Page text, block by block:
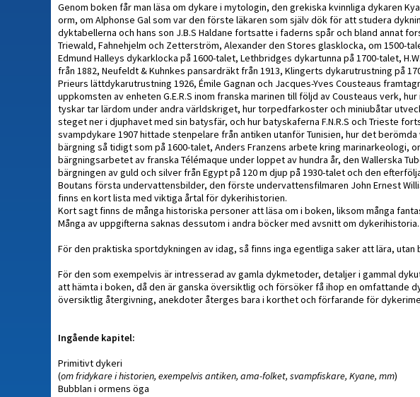
Genom boken får man läsa om dykare i mytologin, den grekiska kvinnliga dykaren
orm, om Alphonse Gal som var den förste läkaren som själv dök för att studera
dyktabellerna och hans son J.B.S Haldane fortsatte i faderns spår och bland annat
Triewald, Fahnehjelm och Zetterström, Alexander den Stores glasklocka, om 1500-
Edmund Halleys dykarklocka på 1600-talet, Lethbridges dykartunna på 1700-talet,
från 1882, Neufeldt & Kuhnkes pansardräkt från 1913, Klingerts dykarutrustning på
Prieurs lättdykarutrustning 1926, Émile Gagnan och Jacques-Yves Cousteaus
uppkomsten av enheten G.E.R.S inom franska marinen till följd av Cousteaus verk,
tyskar tar lärdom under andra världskriget, hur torpedfarkoster och miniubåtar
steget ner i djuphavet med sin batysfär, och hur batyskaferna F.N.R.S och Trieste
svampdykare 1907 hittade stenpelare från antiken utanför Tunisien, hur det
bärgning så tidigt som på 1600-talet, Anders Franzens arbete kring marinarkeologi,
bärgningsarbetet av franska Télémaque under loppet av hundra år, den Wallerska
bärgningen av guld och silver från Egypt på 120 m djup på 1930-talet och den
Boutans första undervattensbilder, den förste undervattensfilmaren John Ernest
finns en kort lista med viktiga årtal för dykerihistorien.
Kort sagt finns de många historiska personer att läsa om i boken, liksom många
Många av uppgifterna saknas dessutom i andra böcker med avsnitt om dykerihistoria.
För den praktiska sportdykningen av idag, så finns inga egentliga saker att lära,
För den som exempelvis är intresserad av gamla dykmetoder, detaljer i gammal
att hämta i boken, då den är ganska översiktlig och försöker få ihop en omfattande
översiktlig återgivning, anekdoter återges bara i korthet och förfarande för
Ingående kapitel:
Primitivt dykeri
(om fridykare i historien, exempelvis antiken, ama-folket, svampfiskare, Kyane, mm)
Bubblan i ormens öga